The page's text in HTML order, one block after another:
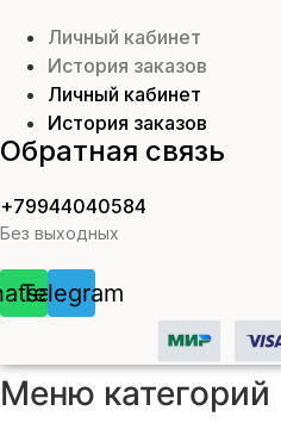
Личный кабинет
История заказов
Личный кабинет
История заказов
Обратная связь
+79944040584
Без выходных
Telegram
Меню категорий